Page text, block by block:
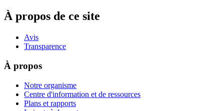
À propos de ce site
Avis
Transparence
À propos
Notre organisme
Centre d'information et de ressources
Plans et rapports